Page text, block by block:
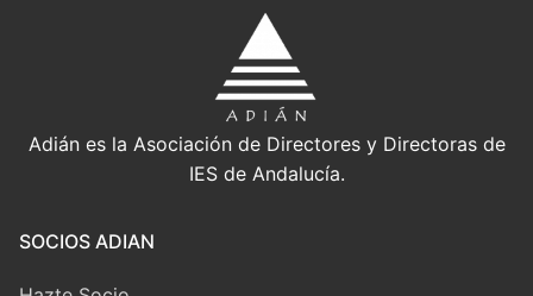
Adián es la Asociación de Directores y Directoras de
IES de Andalucía.
SOCIOS ADIAN